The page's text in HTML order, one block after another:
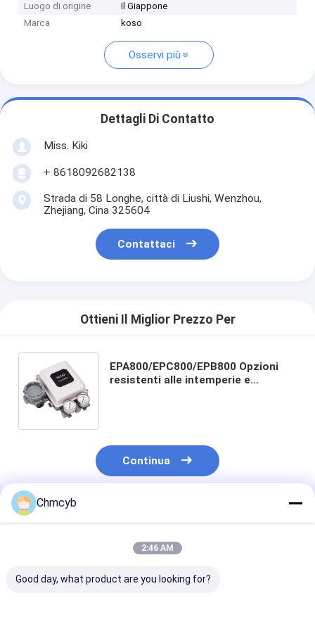
Luogo di origine
Il Giappone
Marca
koso
Osservi più
Dettagli Di Contatto
Miss. Kiki
+ 8618092682138
Strada di 58 Longhe, città di Liushi, Wenzhou,
Zhejiang, Cina 325604
Contattaci
Ottieni Il Miglior Prezzo Per
EPA800/EPC800/EPB800 Opzioni
resistenti alle intemperie e
Continua
Prodotti Raccomandati
Chmcyb
2:46 AM
Good day, what product are you looking for?